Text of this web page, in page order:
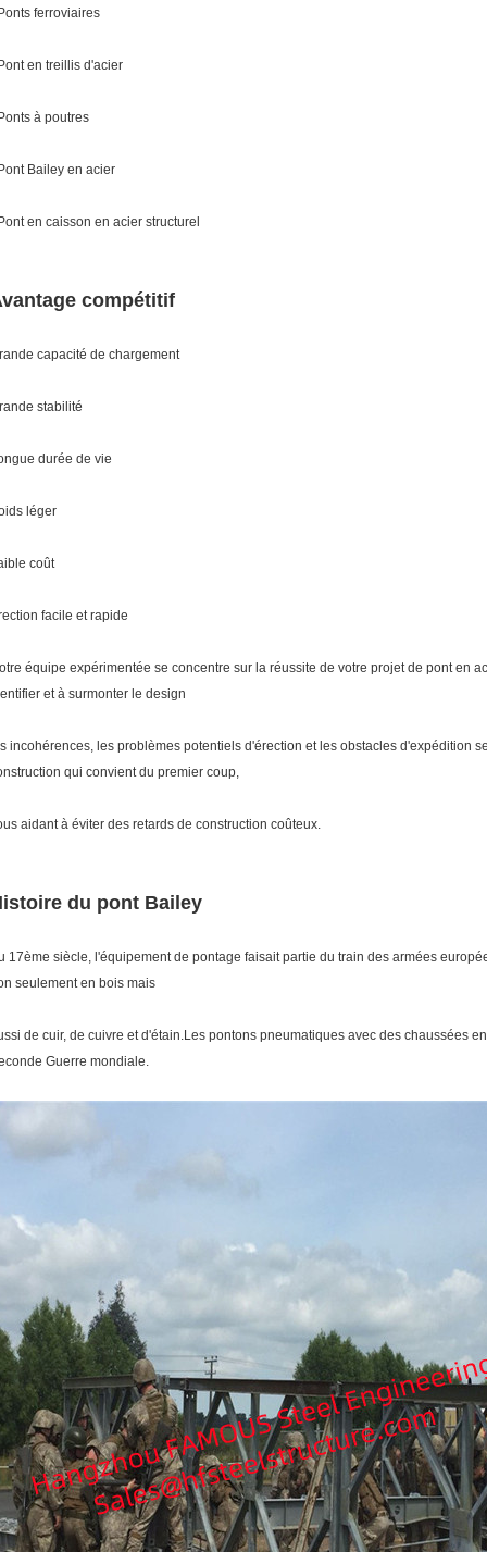
ferroviaires
en treillis d'acier
à poutres
Bailey en acier
en caisson en acier structurel
compétitif
capacité de chargement
stabilité
durée de vie
léger
coût
facile et rapide
équipe expérimentée se concentre sur la réussite de votre projet de pont en
et à surmonter le design
incohérences, les problèmes potentiels d'érection et les obstacles d'expédition
qui convient du premier coup,
aidant à éviter des retards de construction coûteux.
du pont Bailey
17ème siècle, l'équipement de pontage faisait partie du train des armées
seulement en bois mais
de cuir, de cuivre et d'étain.Les pontons pneumatiques avec des chaussées
Guerre mondiale.